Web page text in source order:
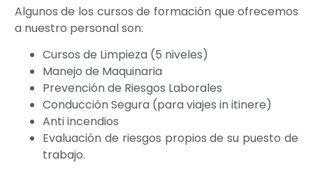
Algunos de los cursos de formación que ofrecemos
a nuestro personal son:
Cursos de Limpieza (5 niveles)
Manejo de Maquinaria
Prevención de Riesgos Laborales
Conducción Segura (para viajes in itinere)
Anti incendios
Evaluación de riesgos propios de su puesto de
trabajo.